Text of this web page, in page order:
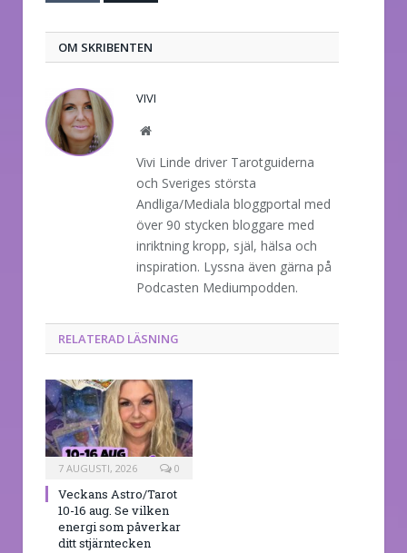
OM SKRIBENTEN
VIVI
Website
Vivi Linde driver Tarotguiderna
och Sveriges största
Andliga/Mediala bloggportal med
över 90 stycken bloggare med
inriktning kropp, själ, hälsa och
inspiration. Lyssna även gärna på
Podcasten Mediumpodden.
RELATERAD LÄSNING
7 AUGUSTI, 2026 0
Veckans Astro/Tarot
10-16 aug. Se vilken
energi som påverkar
ditt stjärntecken